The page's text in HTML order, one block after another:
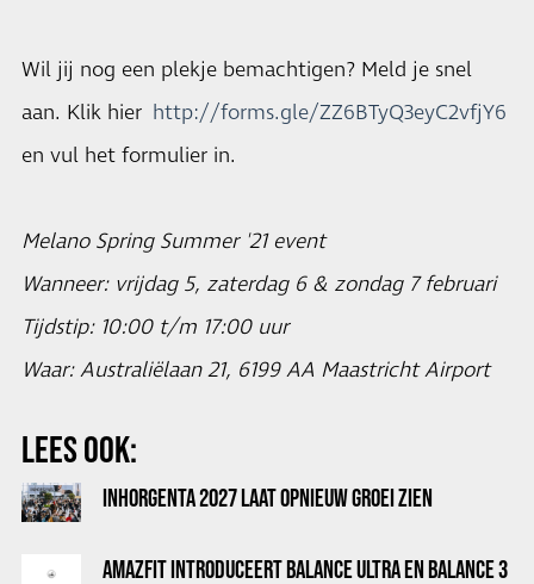
Wil jij nog een plekje bemachtigen? Meld je snel
aan. Klik hier http://forms.gle/ZZ6BTyQ3eyC2vfjY6
en vul het formulier in.
Melano Spring Summer '21 event
Wanneer: vrijdag 5, zaterdag 6 & zondag 7 februari
Tijdstip: 10:00 t/m 17:00 uur
Waar: Australiëlaan 21, 6199 AA Maastricht Airport
LEES OOK:
INHORGENTA 2027 LAAT OPNIEUW GROEI ZIEN
AMAZFIT INTRODUCEERT BALANCE ULTRA EN BALANCE 3